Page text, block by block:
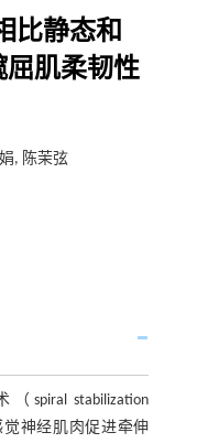
比静态和
屈肌柔韧性
, 陈茉弦
spiral stabilization
觉神经肌肉促进牵伸